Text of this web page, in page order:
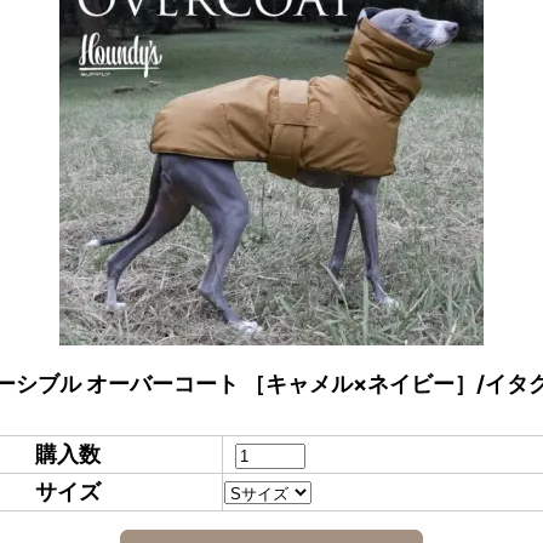
シブル オーバーコート ［キャメル×ネイビー］/イタ
購入数
サイズ